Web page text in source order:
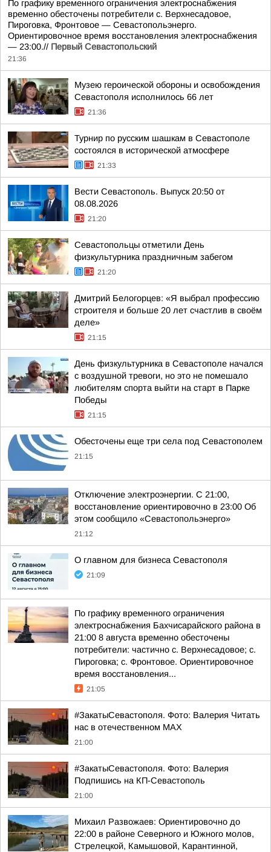
По графику временного ограничения электроснабжения
временно обесточены потребители с. Верхнесадовое,
Пироговка, Фронтовое — Севастопольэнерго.
Ориентировочное время восстановления электроснабжения
— 23:00.// Первый Севастопольский
21:36
Музею героической обороны и освобождения
Севастополя исполнилось 66 лет
21:36
Турнир по русским шашкам в Севастополе
состоялся в исторической атмосфере
21:33
Вести Севастополь. Выпуск 20:50 от
08.08.2026
21:20
Севастопольцы отметили День
физкультурника праздничным забегом
21:20
Дмитрий Белогорцев: «Я выбрал профессию
строителя и больше 20 лет счастлив в своём
деле»
21:15
День физкультурника в Севастополе начался
с воздушной тревоги, но это не помешало
любителям спорта выйти на старт в Парке
Победы
21:15
Обесточены еще три села под Севастополем
21:15
Отключение электроэнергии. С 21:00,
восстановление ориентировочно в 23:00 Об
этом сообщило «Севастопольэнерго»
21:12
О главном для бизнеса Севастополя
21:09
По графику временного ограничения
электроснабжения Бахчисарайского района в
21:00 8 августа временно обесточены
потребители: частично с. Верхнесадовое; с.
Пироговка; с. Фронтовое. Ориентировочное
время восстановления...
21:05
#ЗакатыСевастополя. Фото: Валерия Читать
нас в отечественном MAX
21:00
#ЗакатыСевастополя. Фото: Валерия
Подпишись на КП-Севастополь
21:00
Михаил Развожаев: Ориентировочно до
22:00 в районе Северного и Южного молов,
Стрелецкой, Камышовой, Карантинной,